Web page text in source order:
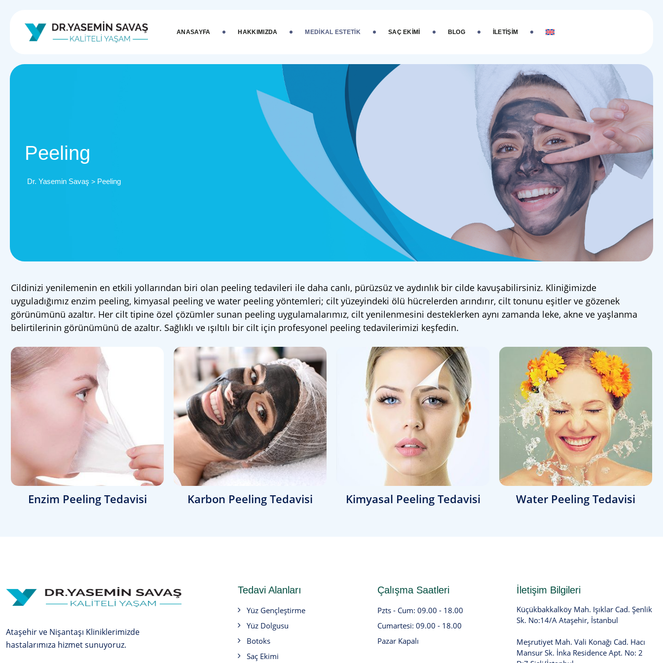
ANASAYFA HAKKIMIZDA MEDIKAL ESTETIK SAÇ EKIMI BLOG İLETIŞIM
Peeling
Dr. Yasemin Savaş > Peeling
Cildinizi yenilemenin en etkili yollarından biri olan peeling tedavileri ile daha canlı, pürüzsüz ve aydınlık bir cilde kavuşabilirsiniz. Kliniğimizde
uyguladığımız enzim peeling, kimyasal peeling ve water peeling yöntemleri; cilt yüzeyindeki ölü hücrelerden arındırır, cilt tonunu eşitler ve gözenek
görünümünü azaltır. Her cilt tipine özel çözümler sunan peeling uygulamalarımız, cilt yenilenmesini desteklerken aynı zamanda leke, akne ve yaşlanma
belirtilerinin görünümünü de azaltır. Sağlıklı ve ışıltılı bir cilt için profesyonel peeling tedavilerimizi keşfedin.
Enzim Peeling Tedavisi Karbon Peeling Tedavisi Kimyasal Peeling Tedavisi Water Peeling Tedavisi
Ataşehir ve Nişantaşı Kliniklerimizde
hastalarımıza hizmet sunuyoruz.
Tedavi Alanları
Yüz Gençleştirme
Yüz Dolgusu
Botoks
Saç Ekimi
Çalışma Saatleri
Pzts - Cum: 09.00 - 18.00
Cumartesi: 09.00 - 18.00
Pazar Kapalı
İletişim Bilgileri
Küçükbakkalköy Mah. Işıklar Cad. Şenlik
Sk. No:14/A Ataşehir, İstanbul
Meşrutiyet Mah. Vali Konağı Cad. Hacı
Mansur Sk. İnka Residence Apt. No: 2